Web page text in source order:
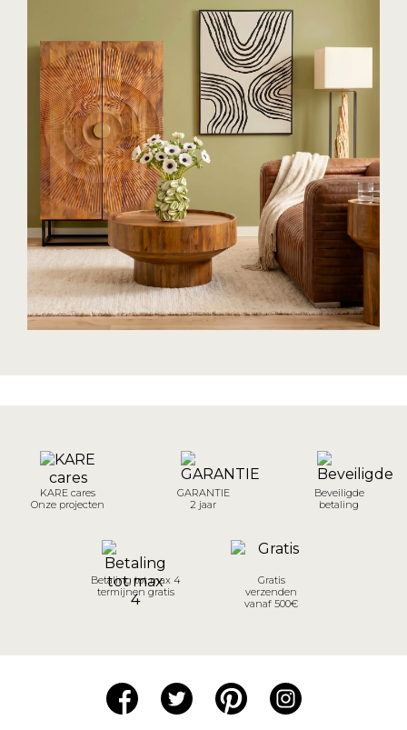
KARE cares
Onze projecten
GARANTIE
2 jaar
Beveiligde
betaling
Betaling tot max 4
termijnen gratis
Gratis
verzenden
vanaf 500€